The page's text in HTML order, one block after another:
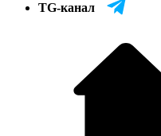
TG-канал